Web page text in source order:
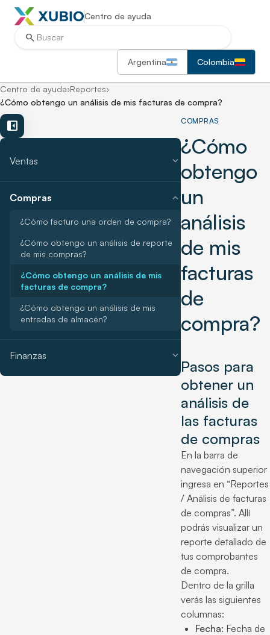
Centro de ayuda
search
Argentina Colombia
Centro de ayuda›Reportes›
¿Cómo obtengo un análisis de mis facturas de compra?
left_panel_close
Ventas expand_more
Compras expand_more
¿Cómo facturo una orden de compra?
¿Cómo obtengo un análisis de reporte
de mis compras?
¿Cómo obtengo un análisis de mis
facturas de compra?
¿Cómo obtengo un análisis de mis
entradas de almacén?
Finanzas expand_more
COMPRAS
¿Cómo
obtengo
un
análisis
de mis
facturas
de
compra?
Pasos para
obtener un
análisis de
las facturas
de compras
En la barra de
navegación superior
ingresa en “Reportes
/ Análisis de facturas
de compras”. Allí
podrás visualizar un
reporte detallado de
tus comprobantes
de compra.
Dentro de la grilla
verás las siguientes
columnas:
Fecha: Fecha de